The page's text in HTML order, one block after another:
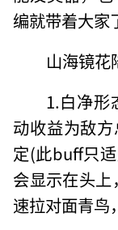
编就带着大家
山海镜花
1.白净形
动收益为敌
定(此buff只
会显示在头
速拉对面青鸟